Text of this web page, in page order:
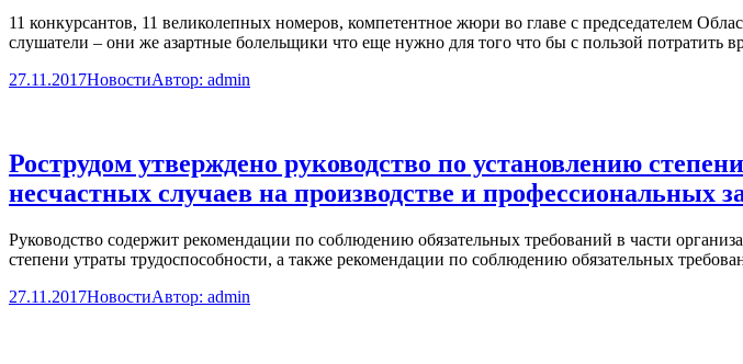
11 конкурсантов, 11 великолепных номеров, компетентное жюри во главе с председателем
слушатели – они же азартные болельщики что еще нужно для того что бы с пользой потратить
27.11.2017НовостиАвтор: admin
Рострудом утверждено руководство по установлению
несчастных случаев на производстве и профессиональных
Руководство содержит рекомендации по соблюдению обязательных требований в части
степени утраты трудоспособности, а также рекомендации по соблюдению обязательных
27.11.2017НовостиАвтор: admin